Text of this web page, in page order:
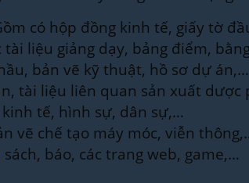
có hộp đồng kinh tế, giấy tờ
liệu giảng dạy, bảng điểm,
bản vẽ kỹ thuật, hồ sơ dự án,…
tài liệu liên quan sản xuất
tế, hình sự, dân sự,…
vẽ chế tạo máy móc, viễn
sách, báo, các trang web, game,…